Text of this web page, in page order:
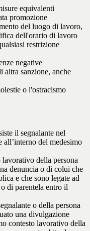
equivalenti
promozione
del luogo di lavoro,
dell'orario di lavoro
restrizione
negative
sanzione, anche
o l'ostracismo
il segnalante nel
all’interno del medesimo
lavorativo della persona
denuncia o di colui che
e che sono legate ad
di parentela entro il
o della persona
una divulgazione
contesto lavorativo della